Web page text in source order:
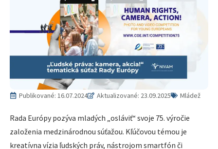
Publikované: 16.07.2024 Aktualizované: 23.09.2025 Mládež
Rada Európy pozýva mladých „osláviť“ svoje 75. výročie
založenia medzinárodnou súťažou. Kľúčovou témou je
kreatívna vízia ľudských práv, nástrojom smartfón či